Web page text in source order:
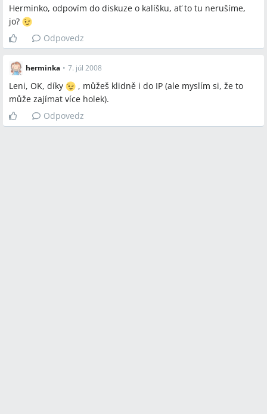
Herminko, odpovím do diskuze o kalíšku, ať to tu nerušíme,
jo?
Odpovedz
herminka • 7. júl 2008
Leni, OK, díky
, můžeš klidně i do IP (ale myslím si, že to
může zajímat více holek).
Odpovedz